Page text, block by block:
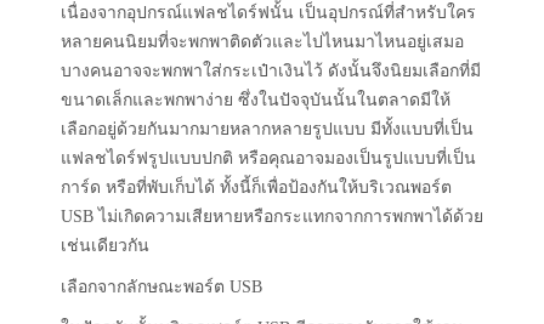
เนื่องจากอุปกรณ์แฟลชไดร์ฟนั้น เป็นอุปกรณ์ที่สำหรับใคร
หลายคนนิยมที่จะพกพาติดตัวและไปไหนมาไหนอยู่เสมอ
บางคนอาจจะพกพาใส่กระเป๋าเงินไว้ ดังนั้นจึงนิยมเลือกที่มี
ขนาดเล็กและพกพาง่าย ซึ่งในปัจจุบันนั้นในตลาดมีให้
เลือกอยู่ด้วยกันมากมายหลากหลายรูปแบบ มีทั้งแบบที่เป็น
แฟลชไดร์ฟรูปแบบปกติ หรือคุณอาจมองเป็นรูปแบบที่เป็น
การ์ด หรือที่พับเก็บได้ ทั้งนี้ก็เพื่อป้องกันให้บริเวณพอร์ต
USB ไม่เกิดความเสียหายหรือกระแทกจากการพกพาได้ด้วย
เช่นเดียวกัน
เลือกจากลักษณะพอร์ต USB